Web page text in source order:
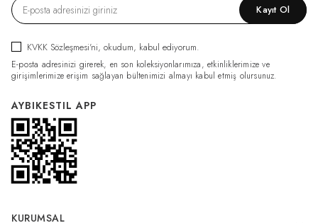
Kayıt Ol
KVKK Sözleşmesi'ni, okudum, kabul ediyorum.
E-posta adresinizi girerek, en son koleksiyonlarımıza, etkinliklerimize ve
girişimlerimize erişim sağlayan bültenimizi almayı kabul etmiş olursunuz.
AYBIKESTIL APP
KURUMSAL